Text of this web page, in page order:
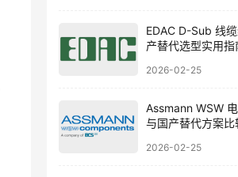
EDAC D-Sub 线
产替代选型实用指
2026-02-25
Assmann WSW
与国产替代方案比
2026-02-25